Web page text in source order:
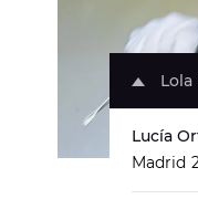
Lola
Lucía
Madrid